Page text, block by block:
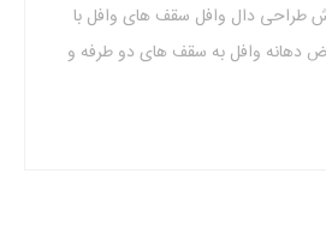
طراحی دال وافل سقف های وافل با
دهانه وافل به سقف های دو طرفه و
شوند. لازم به ذکر است که طراحی